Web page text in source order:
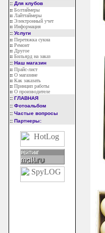
:: Для клубов
:: Болтаймеры
:: Лайттаймеры
:: Электронный учет
:: Информация
:: Услуги
:: Перетяжка сукна
:: Ремонт
:: Другое
:: Бильярд на заказ
:: Наш магазин
:: Прайс-лист
:: О магазине
:: Как заказать
:: Принцип работы
:: О производителе
:: ГЛАВНАЯ
:: Фотоальбом
:: Частые вопросы
:: Партнеры: